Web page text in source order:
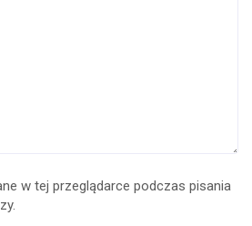
w tej przeglądarce podczas pisania